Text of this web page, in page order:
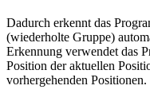
Dadurch erkennt das
(wiederholte Gruppe)
Erkennung verwendet das
Position der aktuellen
vorhergehenden Positionen.